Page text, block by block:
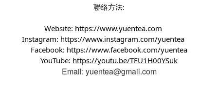
聯絡方法:
Website: https://www.yuentea.com
Instagram: https://www.instagram.com/yuentea
Facebook: https://www.facebook.com/yuentea
YouTube: https://youtu.be/TFU1H00YSuk
Email: yuentea@gmail.com